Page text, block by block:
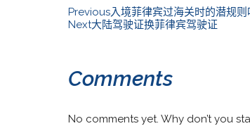
Previous入境菲律宾过海关时的潜规则
Next大陆驾驶证换菲律宾驾驶证
Comments
No comments yet. Why don’t you